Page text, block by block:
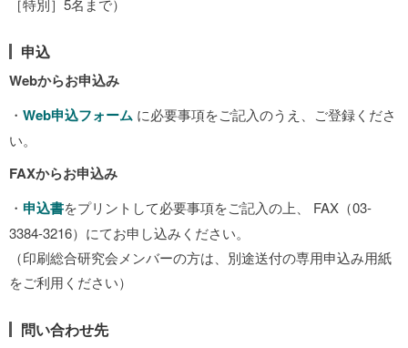
［特別］5名まで）
申込
Webからお申込み
・ Web申込フォーム に必要事項をご記入のうえ、ご登録くださ
い。
FAXからお申込み
・ 申込書をプリントして必要事項をご記入の上、 FAX（03-
3384-3216）にてお申し込みください。
（印刷総合研究会メンバーの方は、別途送付の専用申込み用紙
をご利用ください）
問い合わせ先